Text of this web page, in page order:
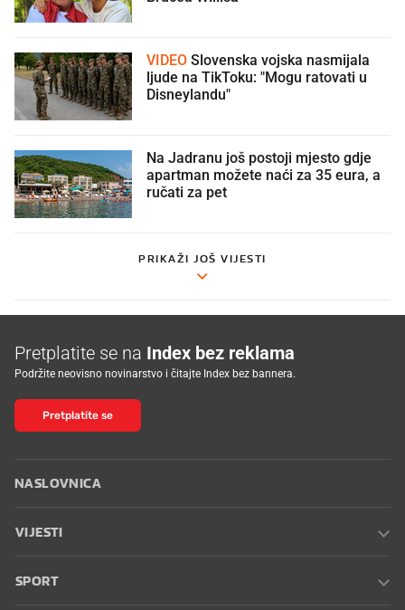
VIDEO
ljude na TikToku: "Mogu ratovati u
Disneylandu"
Na Jadranu još postoji mjesto gdje
apartman možete naći za 35 eura, a
ručati za pet
PRIKAŽI JOŠ VIJESTI
Pretplatite se na Index bez reklama
Podržite neovisno novinarstvo i čitajte Index bez bannera.
Pretplatite se
NASLOVNICA
VIJESTI
SPORT